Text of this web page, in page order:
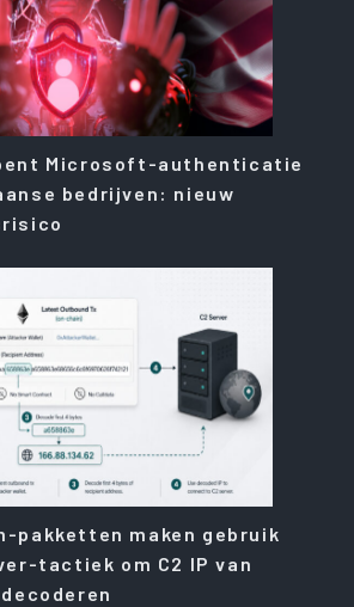
Microsoft-authenticatie
bedrijven: nieuw
pakketten maken gebruik
tactiek om C2 IP van